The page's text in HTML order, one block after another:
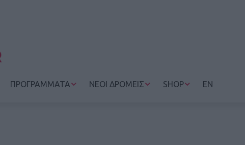
ΠΡΟΓΡΑΜΜΑΤΑ ΝΕΟΙ ΔΡΟΜΕΙΣ SHOP EN